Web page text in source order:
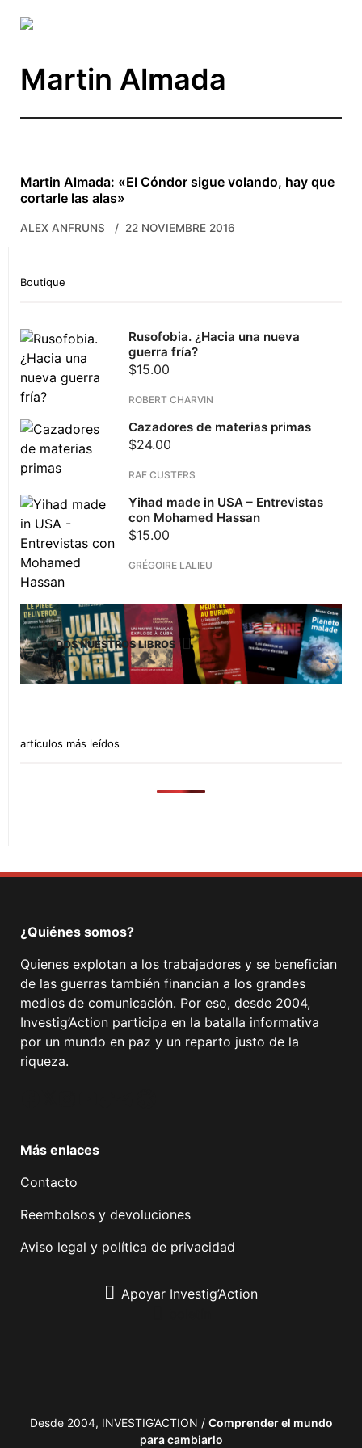
Martin Almada
Martin Almada: «El Cóndor sigue volando, hay que
cortarle las alas»
ALEX ANFRUNS 22 NOVIEMBRE 2016
Boutique
Rusofobia. ¿Hacia una nueva
guerra fría?
$15.00
ROBERT CHARVIN
Cazadores de materias primas
$24.00
RAF CUSTERS
Yihad made in USA – Entrevistas
con Mohamed Hassan
$15.00
GRÉGOIRE LALIEU
TODOS NUESTROS LIBROS
artículos más leídos
¿Quiénes somos?
Quienes explotan a los trabajadores y se benefician
de las guerras también financian a los grandes
medios de comunicación. Por eso, desde 2004,
Investig’Action participa en la batalla informativa
por un mundo en paz y un reparto justo de la
riqueza.
Más enlaces
Contacto
Reembolsos y devoluciones
Aviso legal y política de privacidad
Apoyar Investig’Action
Desde 2004, INVESTIG’ACTION / Comprender el mundo
para cambiarlo